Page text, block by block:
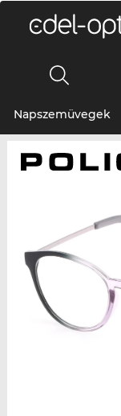
Napszemüvegek